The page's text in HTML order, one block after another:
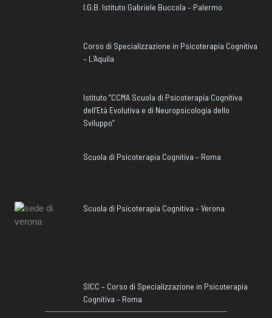
I.G.B. Istituto Gabriele Buccola – Palermo
Corso di Specializzazione in Psicoterapia Cognitiva
– L’Aquila
Istituto “CCMA Scuola di Psicoterapia Cognitiva
dell’Età Evolutiva e di Neuropsicologia dello
Sviluppo”
Scuola di Psicoterapia Cognitiva – Roma
Scuola di Psicoterapia Cognitiva – Verona
SICC – Corso di Specializzazione in Psicoterapia
Cognitiva – Roma